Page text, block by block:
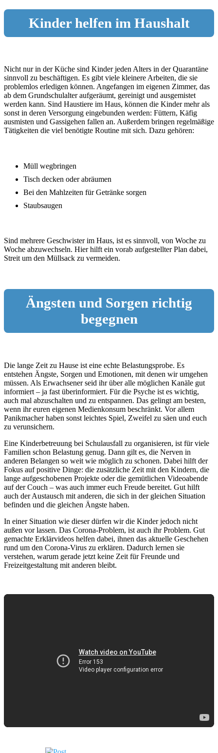
Kinder helfen im Haushalt
Nicht nur in der Küche sind Kinder jeden Alters in der Quarantäne
sinnvoll zu beschäftigen. Es gibt viele kleinere Arbeiten, die sie
problemlos erledigen können. Angefangen im eigenen Zimmer, das
ab dem Grundschulalter aufgeräumt, gereinigt und ausgemistet
werden kann. Sind Haustiere im Haus, können die Kinder mehr als
sonst in deren Versorgung eingebunden werden: Füttern, Käfig
ausmisten und Gassigehen fallen an. Außerdem bringen regelmäßige
Tätigkeiten die viel benötigte Routine mit sich. Dazu gehören:
Müll wegbringen
Tisch decken oder abräumen
Bei den Mahlzeiten für Getränke sorgen
Staubsaugen
Sind mehrere Geschwister im Haus, ist es sinnvoll, von Woche zu
Woche abzuwechseln. Hier hilft ein vorab aufgestellter Plan dabei,
Streit um den Müllsack zu vermeiden.
Ängsten und Sorgen richtig
begegnen
Die lange Zeit zu Hause ist eine echte Belastungsprobe. Es
entstehen Ängste, Sorgen und Emotionen, mit denen wir umgehen
müssen. Als Erwachsener seid ihr über alle möglichen Kanäle gut
informiert – ja fast überinformiert. Für die Psyche ist es wichtig,
auch mal abzuschalten und zu entspannen. Das gelingt am besten,
wenn ihr euren eigenen Medienkonsum beschränkt. Vor allem
Panikmacher haben sonst leichtes Spiel, Zweifel zu säen und euch
zu verunsichern.
Eine Kinderbetreuung bei Schulausfall zu organisieren, ist für viele
Familien schon Belastung genug. Dann gilt es, die Nerven in
anderen Belangen so weit wie möglich zu schonen. Dabei hilft der
Fokus auf positive Dinge: die zusätzliche Zeit mit den Kindern, die
lange aufgeschobenen Projekte oder die gemütlichen Videoabende
auf der Couch – was auch immer euch Freude bereitet. Gut hilft
auch der Austausch mit anderen, die sich in der gleichen Situation
befinden und die gleichen Ängste haben.
In einer Situation wie dieser dürfen wir die Kinder jedoch nicht
außen vor lassen. Das Corona-Problem, ist auch ihr Problem. Gut
gemachte Erklärvideos helfen dabei, ihnen das aktuelle Geschehen
rund um den Corona-Virus zu erklären. Dadurch lernen sie
verstehen, warum gerade jetzt keine Zeit für Freunde und
Freizeitgestaltung mit anderen bleibt.